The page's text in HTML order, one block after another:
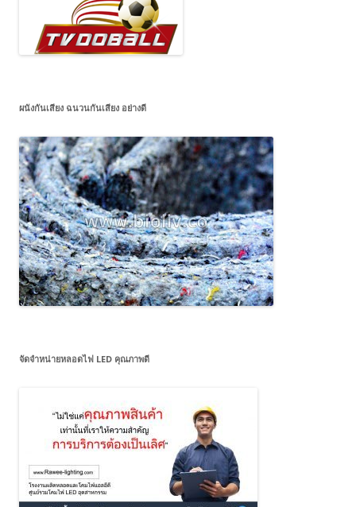
ผนังกันเสียง ฉนวนกันเสียง อย่างดี
จัดจำหน่ายหลอดไฟ LED คุณภาพดี